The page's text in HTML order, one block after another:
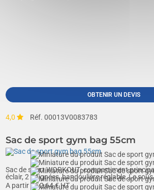
OBTENIR UN DEVIS
4,0 Réf. 00013V0083783
Sac de sport gym bag 55cm
Sac de sport WORKOUT: compartiment
éclair, 2 poignées, bandoulière réglable, Le
A partir de2,64€ HT